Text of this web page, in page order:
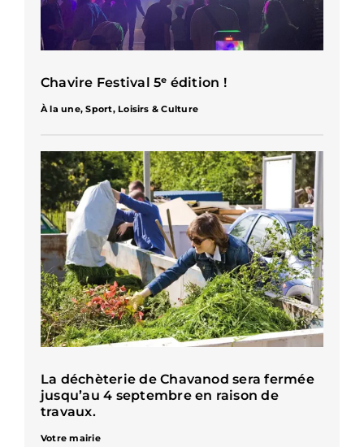
Chavire Festival 5ᵉ édition !
À la une,Sport, Loisirs & Culture
La déchèterie de Chavanod sera fermée
jusqu’au 4 septembre en raison de
travaux.
Votre mairie